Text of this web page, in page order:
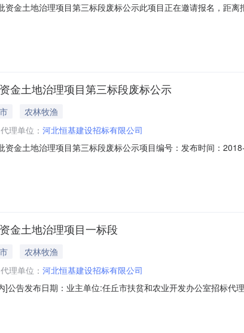
资金土地治理项目第三标段废标公示此项目正在邀请报名，距
2223266招标人地址:任丘市招标公告期:2018-5-14招标代
项目实施地点:任丘市定标日期:2018-06-06开标地点:任丘
金土地治理项目第三标段废标公示
农林牧渔
代理单位： 河北恒基建设招标有限公司
资金土地治理项目第三标段废标公示项目编号：发布时间：
州市北京路天成地产十楼招标代理机构联系方式:0317-
金土地治理项目一标段
农林牧渔
代理单位： 河北恒基建设招标有限公司
]公告发布日期：业主单位:任丘市扶贫和农业开发办公室招标
招标内容：-->任丘市2018年农业综合开发第一批资金土地治